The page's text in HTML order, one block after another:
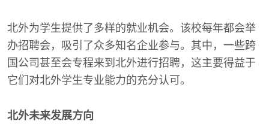
北外为学生提供了多样的就业机会。该校每年都会举
办招聘会，吸引了众多知名企业参与。其中，一些跨
国公司甚至会专程来到北外进行招聘，这主要得益于
它们对北外学生专业能力的充分认可。
北外未来发展方向